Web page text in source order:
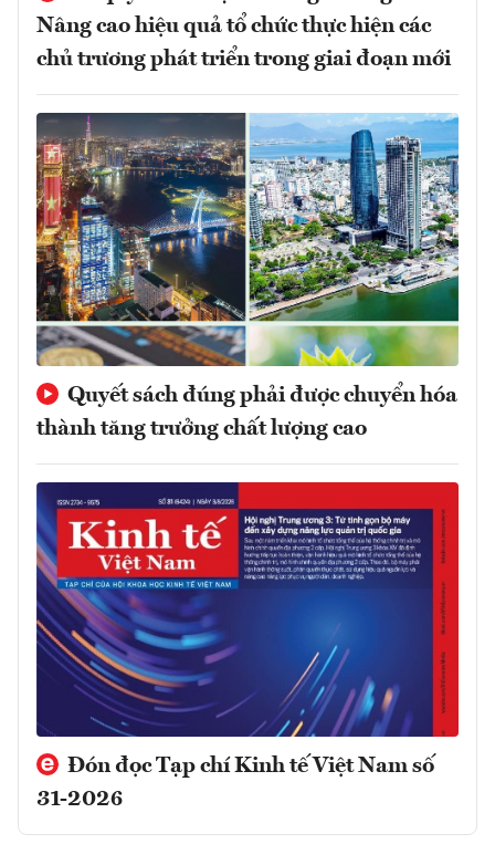
Nâng cao hiệu quả tổ chức thực hiện các
chủ trương phát triển trong giai đoạn mới
Quyết sách đúng phải được chuyển hóa
thành tăng trưởng chất lượng cao
Đón đọc Tạp chí Kinh tế Việt Nam số
31-2026